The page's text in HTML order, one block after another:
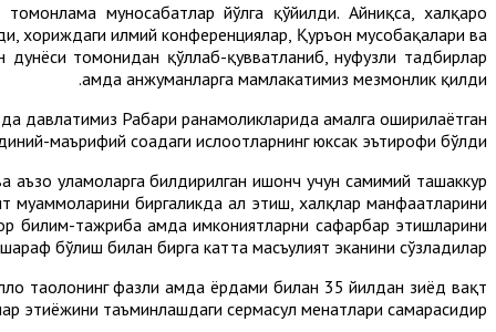
муносабатлар йўлга қўйилди. Айниқса, халқаро
хориждаги илмий конференциялар, Қуръон мусобақалари ва
томонидан қўллаб-қувватланиб, нуфузли тадбирлар
ҳамда анжуманларга мамлакатимиз мезмонлик қилди.
Раҳбари раҳнамоликларида амалга оширилаётган
маърифий соҳадаги ислоҳотларнинг юксак эътирофи бўлди.
уламоларга билдирилган ишонч учун самимий ташаккур
биргаликда ҳал этиш, халқлар манфаатларини
билим-тажриба ҳамда имкониятларни сафарбар этишларини
бўлиш билан бирга катта масъулият эканини сўзладилар.
таолонинг фазли ҳамда ёрдами билан 35 йилдан зиёд вақт
таъминлашдаги сермаҳсул меҳнатлари самарасидир.